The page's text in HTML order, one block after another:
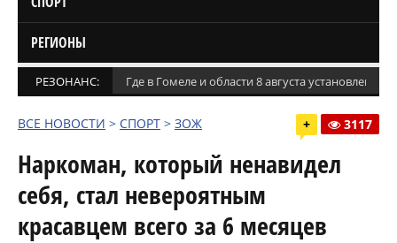
РЕГИОНЫ
РЕЗОНАНС: Где в Гомеле и области 8 августа установлены
ВСЕ НОВОСТИ > СПОРТ > ЗОЖ + 3117
Наркоман, который ненавидел
себя, стал невероятным
красавцем всего за 6 месяцев